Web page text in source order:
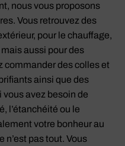
nous vous proposons
Vous retrouvez des
pour le chauffage,
aussi pour des
commander des colles et
ainsi que des
avez besoin de
l’étanchéité ou le
votre bonheur au
n’est pas tout. Vous